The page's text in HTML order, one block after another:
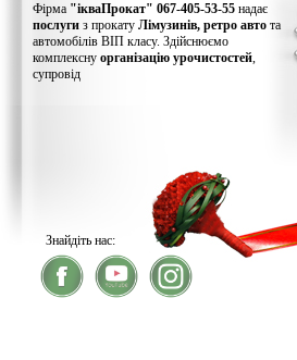
Фірма "ікваПрокат" 067-405-53-55 надає
послуги з прокату Лімузинів, ретро авто та
автомобілів ВІП класу. Здійснюємо
комплексну організацію урочистостей,
супровід
Знайдіть нас: